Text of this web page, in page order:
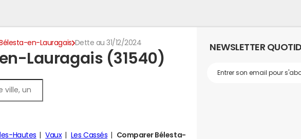
Bélesta-en-Lauragais Dette au 31/12/2024
Lauragais (31540)
Hautes Vaux Les Cassés
Comparer Bélesta-
NEWSLETTER